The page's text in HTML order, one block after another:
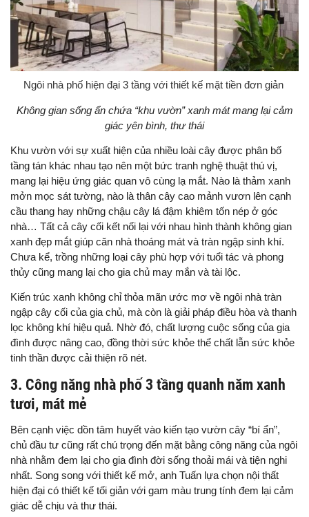
Ngôi nhà phố hiện đại 3 tầng với thiết kế mặt tiền đơn giản
Không gian sống ẩn chứa “khu vườn” xanh mát mang lại cảm
giác yên bình, thư thái
Khu vườn với sự xuất hiện của nhiều loài cây được phân bố
tầng tán khác nhau tạo nên một bức tranh nghệ thuật thú vị,
mang lại hiệu ứng giác quan vô cùng lạ mắt. Nào là thảm xanh
mởn mọc sát tường, nào là thân cây cao mảnh vươn lên cạnh
cầu thang hay những chậu cây lá đậm khiêm tốn nép ở góc
nhà… Tất cả cây cối kết nối lại với nhau hình thành không gian
xanh đẹp mắt giúp căn nhà thoáng mát và tràn ngập sinh khí.
Chưa kể, trồng những loại cây phù hợp với tuổi tác và phong
thủy cũng mang lại cho gia chủ may mắn và tài lộc.
Kiến trúc xanh không chỉ thỏa mãn ước mơ về ngôi nhà tràn
ngập cây cối của gia chủ, mà còn là giải pháp điều hòa và thanh
lọc không khí hiệu quả. Nhờ đó, chất lượng cuộc sống của gia
đình được nâng cao, đồng thời sức khỏe thể chất lẫn sức khỏe
tinh thần được cải thiện rõ nét.
3. Công năng nhà phố 3 tầng quanh năm xanh
tươi, mát mẻ
Bên cạnh việc dồn tâm huyết vào kiến tạo vườn cây “bí ẩn”,
chủ đầu tư cũng rất chú trọng đến mặt bằng công năng của ngôi
nhà nhằm đem lại cho gia đình đời sống thoải mái và tiện nghi
nhất. Song song với thiết kế mở, anh Tuấn lựa chọn nội thất
hiện đại có thiết kế tối giản với gam màu trung tính đem lại cảm
giác dễ chịu và thư thái.